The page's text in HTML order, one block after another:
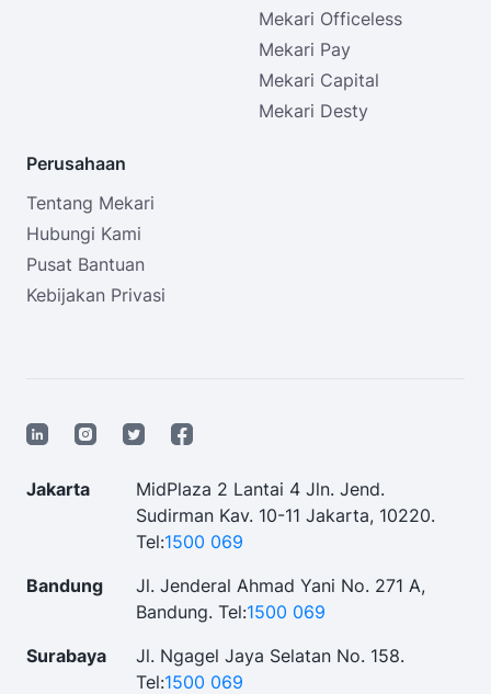
Mekari Officeless
Mekari Pay
Mekari Capital
Mekari Desty
Perusahaan
Tentang Mekari
Hubungi Kami
Pusat Bantuan
Kebijakan Privasi
Jakarta
MidPlaza 2 Lantai 4 Jln. Jend.
Sudirman Kav. 10-11 Jakarta, 10220.
Tel:1500 069
Bandung
Jl. Jenderal Ahmad Yani No. 271 A,
Bandung. Tel:1500 069
Surabaya
Jl. Ngagel Jaya Selatan No. 158.
Tel:1500 069